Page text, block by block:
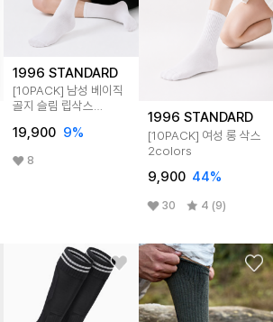
1996 STANDARD
[10PACK] 남성 베이직
골지 슬림 립삭스
19,900 9%
8
1996 STANDARD
[10PACK] 여성 롱 삭스
2colors
9,900 44%
30 4 (9)